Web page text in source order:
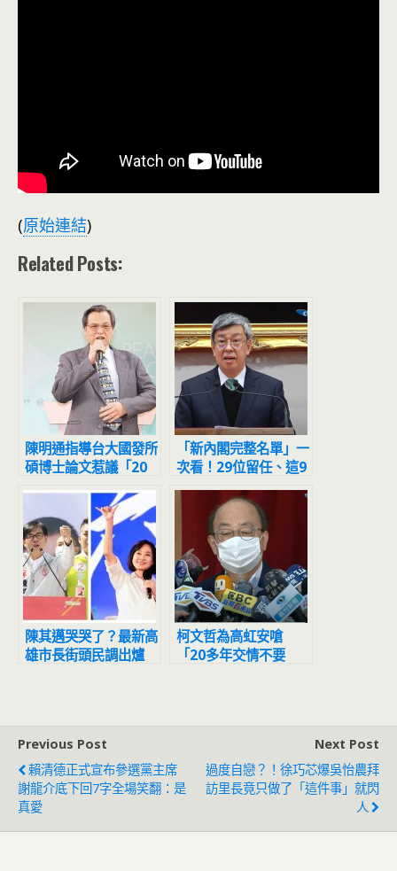
(原始連結)
Related Posts:
陳明通指導台大國發所
碩博士論文惹議「20
胞胎」學生身分曝光
「新內閣完整名單」一
次看！29位留任、這9
人有變化
陳其邁哭哭了？最新高
雄市長街頭民調出爐
柯文哲為高虹安嗆
「20多年交情不要
Previous Post
賴清德正式宣布參選黨主席
謝龍介底下回7字全場笑翻：是
真愛
Next Post
過度自戀？！徐巧芯爆吳怡農拜
訪里長竟只做了「這件事」就閃
人